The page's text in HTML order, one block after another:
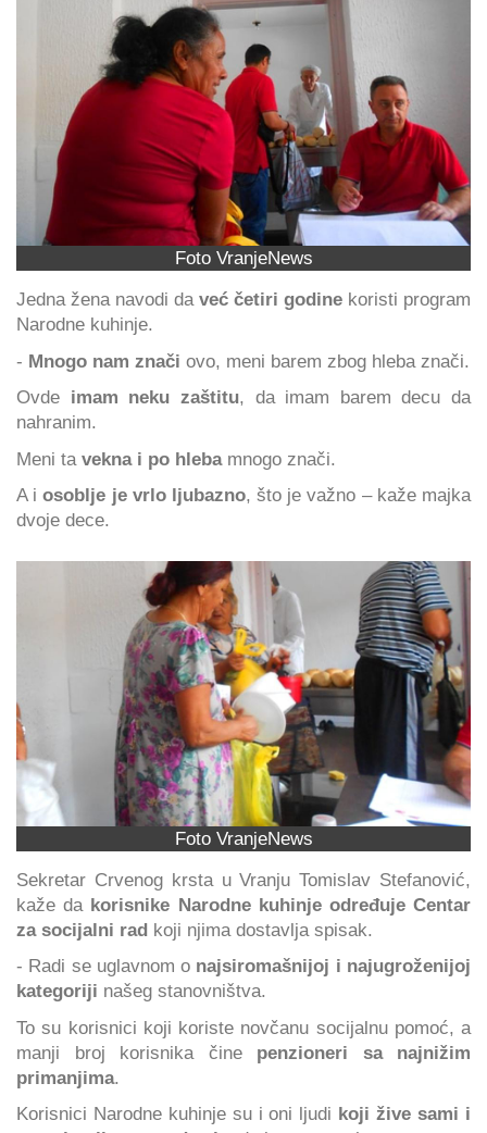
Foto VranjeNews
Jedna žena navodi da već četiri godine koristi program
Narodne kuhinje.
- Mnogo nam znači ovo, meni barem zbog hleba znači.
Ovde imam neku zaštitu, da imam barem decu da
nahranim.
Meni ta vekna i po hlebamnogo znači.
A iosoblje je vrlo ljubazno, što je važno – kaže majka
dvoje dece.
Foto VranjeNews
Sekretar Crvenog krsta u Vranju Tomislav Stefanović,
kaže da korisnike Narodne kuhinje određuje Centar
za socijalni rad koji njima dostavlja spisak.
- Radi se uglavnom o najsiromašnijoj i najugroženijoj
kategoriji našeg stanovništva.
To su korisnici koji koriste novčanu socijalnu pomoć, a
manji broj korisnika čine penzioneri sa najnižim
primanjima.
Korisnici Narodne kuhinje su i oni ljudi koji žive sami i